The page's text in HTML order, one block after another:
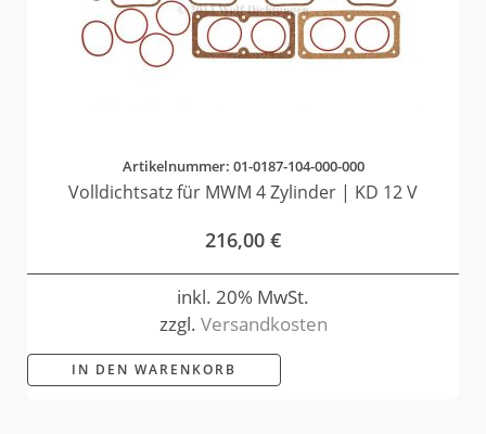
Artikelnummer: 01-0187-104-000-000
Volldichtsatz für MWM 4 Zylinder | KD 12 V
216,00 €
inkl. 20% MwSt.
zzgl. Versandkosten
IN DEN WARENKORB